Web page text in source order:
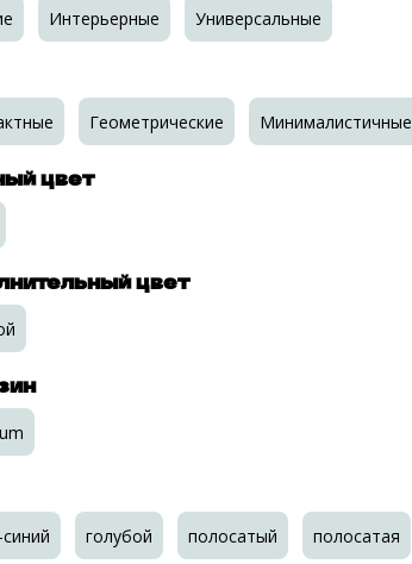
Интерьерные Универсальные
Геометрические Минималистичные
цвет
цвет
голубой полосатый полосатая